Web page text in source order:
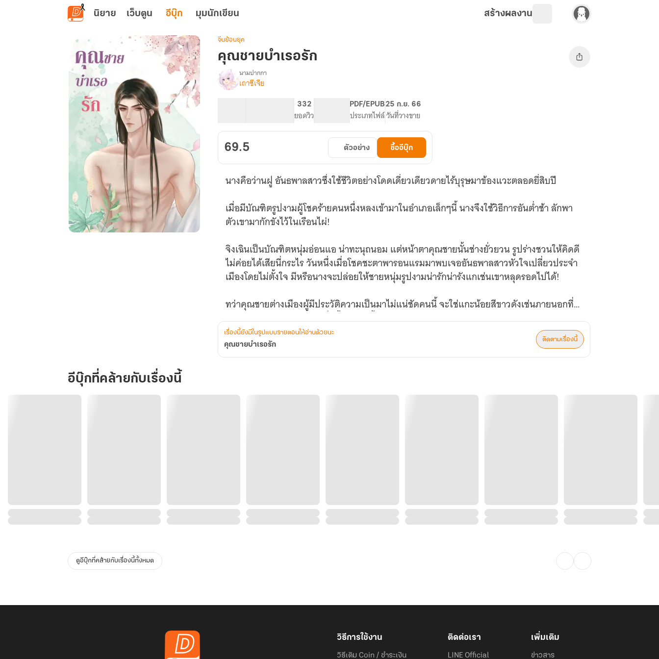
ข้ามไปยังเนื้อหาหลัก
นิยาย เว็บตูน อีบุ๊ก มุมนักเขียน สร้างผลงาน
จีนย้อนยุค
คุณชายบำเรอรัก
เรื่อง
คุณชาย
นามปากกา
เถาซีเจีย
332
ยอดวิว
PDF/EPUB
ประเภทไฟล์
25 ก.ย. 66
วันที่วางขาย
69.5 ตัวอย่าง ซื้ออีบุ๊ก
นางคือว่านฝู อันธพาลสาวซึ่งใช้ชีวิตอย่างโดดเดี่ยวเดียวดายไร้บุรุษมาข้องแวะตลอดยี่สิบปี
เมื่อมีบัณฑิตรูปงามผู้โชคร้ายคนหนึ่งหลงเข้ามาในอำเภอเล็กๆนี้ นางจึงใช้วิธีการอันต่ำช้า ลักพา
ตัวเขามากักขังไว้ในเรือนไผ่!
จิงเฉินเป็นบัณฑิตหนุ่มอ่อนแอ น่าทะนุถนอม แต่หน้าตาคุณชายนั้นช่างยั่วยวน รูปร่างชวนให้คิดดี
ไม่ค่อยได้เสียนี่กระไร วันหนึ่งเมื่อโชคชะตาพารอนแรมมาพบเจออันธพาลสาวหัวใจเปลี่ยวประจำ
เมืองโดยไม่ตั้งใจ มีหรือนางจะปล่อยให้ชายหนุ่มรูปงามน่ารักน่ารังแกเช่นเขาหลุดรอดไปได้!
ทว่าคุณชายต่างเมืองผู้มีประวัติความเป็นมาไม่แน่ชัดคนนี้ จะใช่แกะน้อยสีขาวดังเช่นภายนอกที่
เห็นหรือไม่ คงต้องพิสูจน์ดูทั่วทั้งตัวเท่านั้นจึงจะรู้!
เรื่องนี้ยังมีในรูปแบบรายตอนให้อ่านด้วยนะ
คุณชายบำเรอรัก
ติดตามเรื่องนี้
อีบุ๊กที่คล้ายกับเรื่องนี้
ดูอีบุ๊กที่คล้ายกับเรื่องนี้ทั้งหมด
วิธีการใช้งาน
วิธีเติม Coin / ชำระเงิน
ติดต่อเรา
LINE Official
เพิ่มเติม
ข่าวสาร